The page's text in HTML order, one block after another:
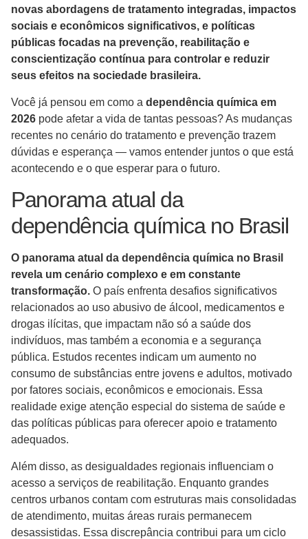
novas abordagens de tratamento integradas, impactos
sociais e econômicos significativos, e políticas
públicas focadas na prevenção, reabilitação e
conscientização contínua para controlar e reduzir
seus efeitos na sociedade brasileira.
Você já pensou em como a dependência química em
2026 pode afetar a vida de tantas pessoas? As mudanças
recentes no cenário do tratamento e prevenção trazem
dúvidas e esperança — vamos entender juntos o que está
acontecendo e o que esperar para o futuro.
Panorama atual da
dependência química no Brasil
O panorama atual da dependência química no Brasil
revela um cenário complexo e em constante
transformação. O país enfrenta desafios significativos
relacionados ao uso abusivo de álcool, medicamentos e
drogas ilícitas, que impactam não só a saúde dos
indivíduos, mas também a economia e a segurança
pública. Estudos recentes indicam um aumento no
consumo de substâncias entre jovens e adultos, motivado
por fatores sociais, econômicos e emocionais. Essa
realidade exige atenção especial do sistema de saúde e
das políticas públicas para oferecer apoio e tratamento
adequados.
Além disso, as desigualdades regionais influenciam o
acesso a serviços de reabilitação. Enquanto grandes
centros urbanos contam com estruturas mais consolidadas
de atendimento, muitas áreas rurais permanecem
desassistidas. Essa discrepância contribui para um ciclo